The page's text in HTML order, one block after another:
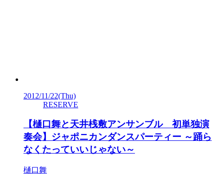
2012/11/22(Thu)
RESERVE
【樋口舞と天井桟敷アンサンブル 初単独演
奏会】ジャポニカンダンスパーティー ～踊ら
なくたっていいじゃない～
樋口舞